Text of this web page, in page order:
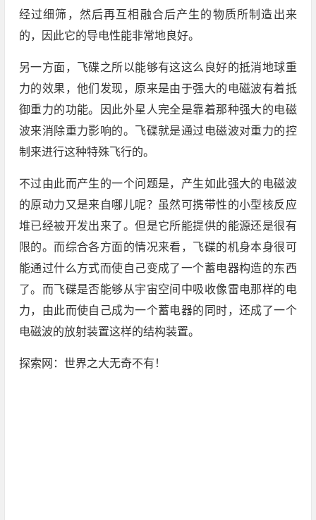
经过细筛，然后再互相融合后产生的物质所制造出来
的，因此它的导电性能非常地良好。
另一方面，飞碟之所以能够有这这么良好的抵消地球重
力的效果，他们发现，原来是由于强大的电磁波有着抵
御重力的功能。因此外星人完全是靠着那种强大的电磁
波来消除重力影响的。飞碟就是通过电磁波对重力的控
制来进行这种特殊飞行的。
不过由此而产生的一个问题是，产生如此强大的电磁波
的原动力又是来自哪儿呢？虽然可携带性的小型核反应
堆已经被开发出来了。但是它所能提供的能源还是很有
限的。而综合各方面的情况来看，飞碟的机身本身很可
能通过什么方式而使自己变成了一个蓄电器构造的东西
了。而飞碟是否能够从宇宙空间中吸收像雷电那样的电
力，由此而使自己成为一个蓄电器的同时，还成了一个
电磁波的放射装置这样的结构装置。
探索网：世界之大无奇不有！